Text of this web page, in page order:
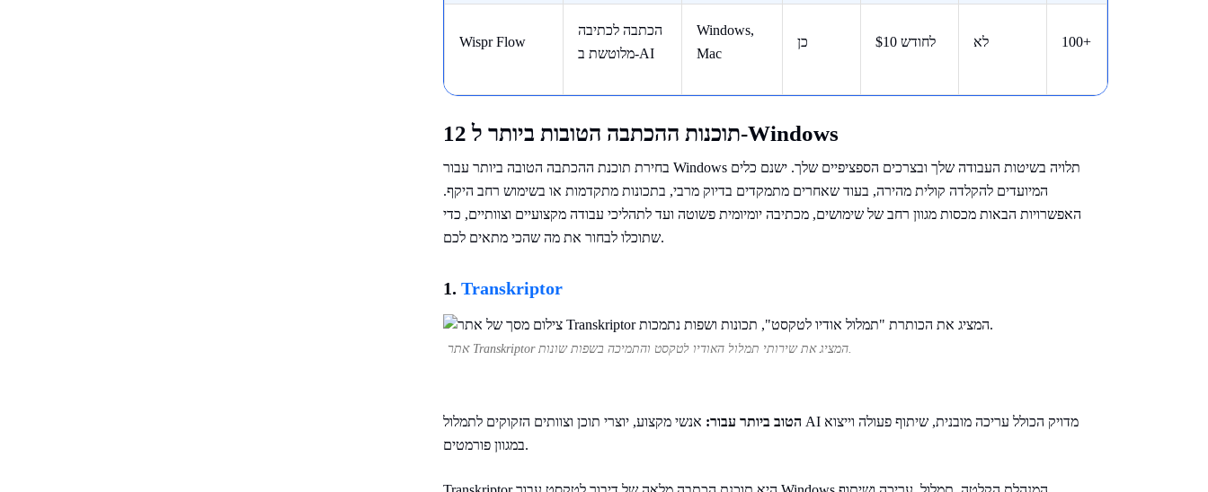
Wispr Flow
הכתבה לכתיבה
מלוטשת ב-AI
Windows,
Mac
כן $10 לחודש לא 100+
12 תוכנות ההכתבה הטובות ביותר ל-Windows
בחירת תוכנת ההכתבה הטובה ביותר עבור Windows תלויה בשיטות העבודה שלך ובצרכים הספציפיים שלך. ישנם כלים
המיועדים להקלדה קולית מהירה, בעוד שאחרים מתמקדים בדיוק מרבי, בתכונות מתקדמות או בשימוש רחב היקף.
האפשרויות הבאות מכסות מגוון רחב של שימושים, מכתיבה יומיומית פשוטה ועד לתהליכי עבודה מקצועיים וצוותיים, כדי
שתוכלו לבחור את מה שהכי מתאים לכם.
1. Transkriptor
אתר Transkriptor המציג את שירותי תמלול האודיו לטקסט והתמיכה בשפות שונות.
הטוב ביותר עבור: אנשי מקצוע, יוצרי תוכן וצוותים הזקוקים לתמלול AI מדויק הכולל עריכה מובנית, שיתוף פעולה וייצוא
במגוון פורמטים.